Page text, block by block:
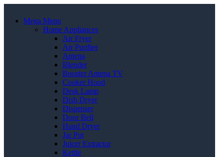
Mega Menu
Home Appliances
Air Fryer
Air Purifier
Antena
Blender
Booster Antena TV
Cooker Hood
Desk Lamp
Dish Dryer
Dispenser
Door Bell
Hand Dryer
Jar Pot
Juicer Extractor
Kettle